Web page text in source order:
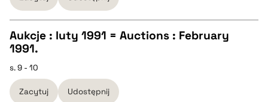
BIBTEX
pobierz cytat
pobierz cytat
Aukcje : luty 1991 = Auctions : February
1991.
s. 9 - 10
Zacytuj Udostępnij